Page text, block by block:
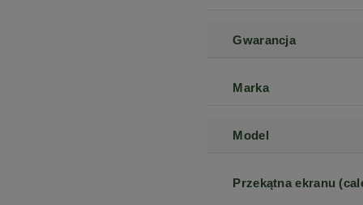
Gwarancja
Marka
Model
Przekątna ekranu